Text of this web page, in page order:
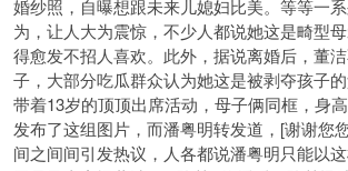
婚纱照，自曝想跟未来儿媳妇比美。等等一
为，让人大为震惊，不少人都说她这是畸型
得愈发不招人喜欢。此外，据说离婚后，董
子，大部分吃瓜群众认为她这是被剥夺孩子
带着13岁的顶顶出席活动，母子俩同框，身高
发布了这组图片，而潘粤明转发道，[谢谢您
间之间间引发热议，人各都说潘粤明只能以